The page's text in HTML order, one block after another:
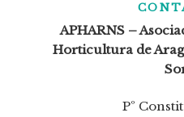
APHARNS –
Horticultura de
Pº